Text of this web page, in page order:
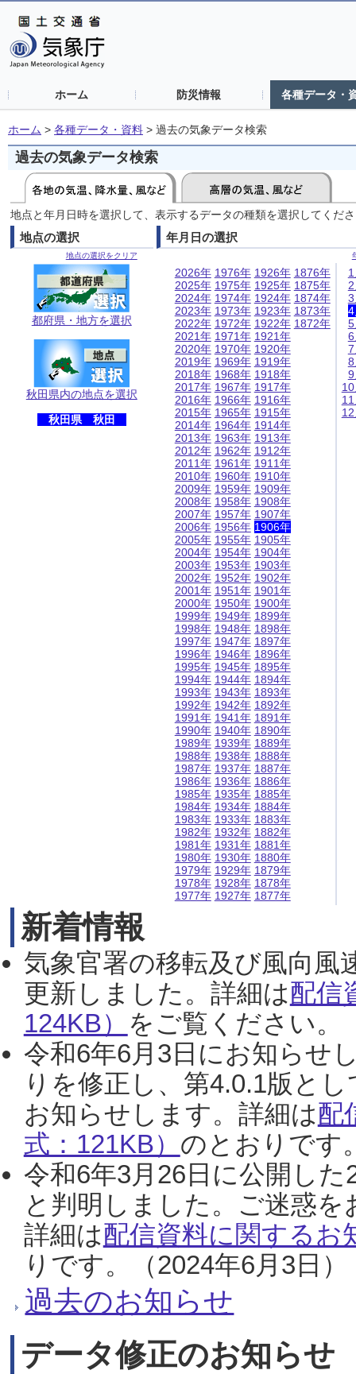
ホーム 防災情報 各種データ・
ホーム > 各種データ・資料 > 過去の気象データ検索
過去の気象データ検索
地点と年月日時を選択して、表示するデータの種類を選択してくだ
地点の選択
地点の選択をクリア
都府県・地方を選択
秋田県内の地点を選択
秋田県 秋田
年月日の選択
2026年
2025年
2024年
2023年
2022年
2021年
2020年
2019年
2018年
2017年
2016年
2015年
2014年
2013年
2012年
2011年
2010年
2009年
2008年
2007年
2006年
2005年
2004年
2003年
2002年
2001年
2000年
1999年
1998年
1997年
1996年
1995年
1994年
1993年
1992年
1991年
1990年
1989年
1988年
1987年
1986年
1985年
1984年
1983年
1982年
1981年
1980年
1979年
1978年
1977年
1976年
1975年
1974年
1973年
1972年
1971年
1970年
1969年
1968年
1967年
1966年
1965年
1964年
1963年
1962年
1961年
1960年
1959年
1958年
1957年
1956年
1955年
1954年
1953年
1952年
1951年
1950年
1949年
1948年
1947年
1946年
1945年
1944年
1943年
1942年
1941年
1940年
1939年
1938年
1937年
1936年
1935年
1934年
1933年
1932年
1931年
1930年
1929年
1928年
1927年
1926年
1925年
1924年
1923年
1922年
1921年
1920年
1919年
1918年
1917年
1916年
1915年
1914年
1913年
1912年
1911年
1910年
1909年
1908年
1907年
1906年
1905年
1904年
1903年
1902年
1901年
1900年
1899年
1898年
1897年
1896年
1895年
1894年
1893年
1892年
1891年
1890年
1889年
1888年
1887年
1886年
1885年
1884年
1883年
1882年
1881年
1880年
1879年
1878年
1877年
1876年
1875年
1874年
1873年
1872年
新着情報
気象官署の移転及び風向風
更新しました。詳細は配信
124KB） をご覧ください。
令和6年6月3日にお知らせ
りを修正し、第4.0.1版と
お知らせします。詳細は配
式：121KB） のとおりです
令和6年3月26日に公開し
と判明しました。ご迷惑
詳細は配信資料に関するお
りです。（2024年6月3日）
過去のお知らせ
データ修正のお知らせ